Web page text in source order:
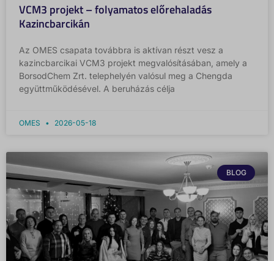
VCM3 projekt – folyamatos előrehaladás
Kazincbarcikán
Az OMES csapata továbbra is aktívan részt vesz a
kazincbarcikai VCM3 projekt megvalósításában, amely a
BorsodChem Zrt. telephelyén valósul meg a Chengda
együttműködésével. A beruházás célja
OMES 2026-05-18
BLOG